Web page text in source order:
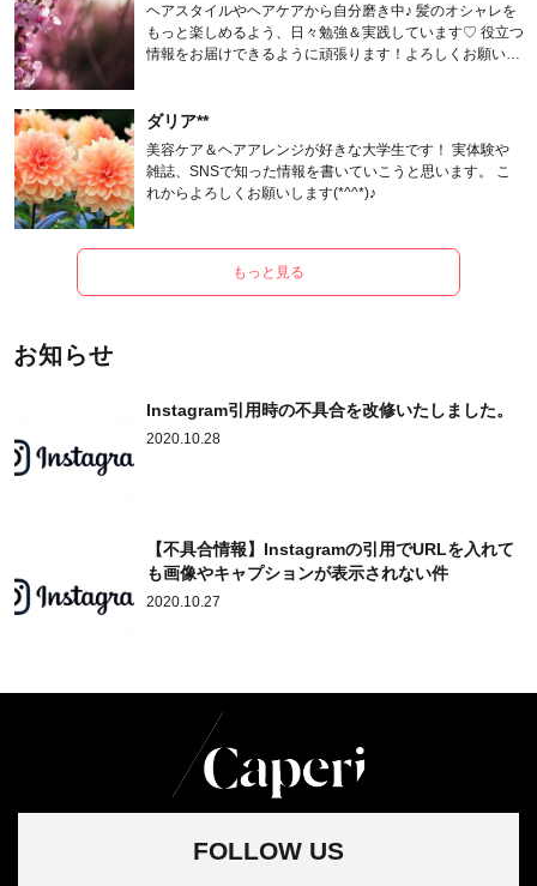
ヘアスタイルやヘアケアから自分磨き中♪ 髪のオシャレを
もっと楽しめるよう、日々勉強＆実践しています♡ 役立つ
情報をお届けできるように頑張ります！よろしくお願いし
ダリア**
美容ケア＆ヘアアレンジが好きな大学生です！ 実体験や
雑誌、SNSで知った情報を書いていこうと思います。 こ
れからよろしくお願いします(*^^*)♪
もっと見る
お知らせ
Instagram引用時の不具合を改修いたしました。
2020.10.28
【不具合情報】Instagramの引用でURLを入れて
も画像やキャプションが表示されない件
2020.10.27
FOLLOW US